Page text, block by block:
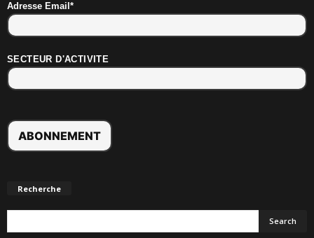
Adresse Email*
SECTEUR D'ACTIVITE
Recherche